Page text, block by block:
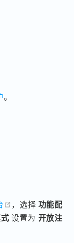
。
open in new
，选择 功能配
设置为 开放注